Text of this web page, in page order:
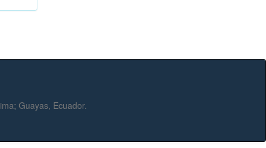
Guayas, Ecuador.